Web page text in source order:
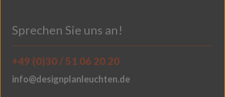
Sprechen Sie uns an!
+49 (0)30 / 51 06 20 20
info@designplanleuchten.de